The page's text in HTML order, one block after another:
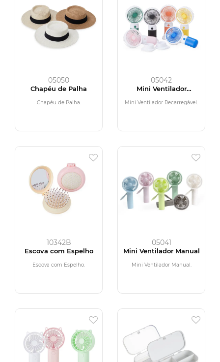
05050
Chapéu de Palha
Chapéu de Palha.
05042
Mini Ventilador
Mini Ventilador Recarregável.
10342B
Escova com Espelho
Escova com Espelho.
05041
Mini Ventilador Manual
Mini Ventilador Manual.